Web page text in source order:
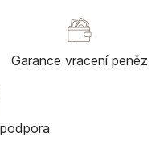
Garance vracení peněz